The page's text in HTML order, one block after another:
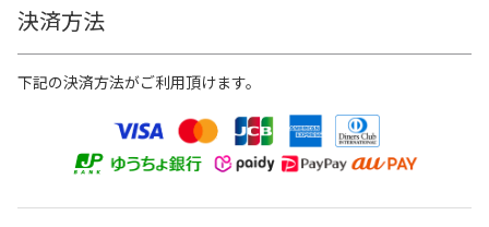
決済方法
下記の決済方法がご利用頂けます。